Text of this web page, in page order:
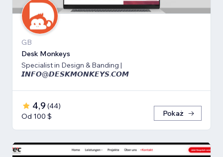
GB
Desk Monkeys
Specialist in Design & Banding |
𝙄𝙉𝙁𝙊@𝘿𝙀𝙎𝙆𝙈𝙊𝙉𝙆𝙀𝙔𝙎.𝘾𝙊𝙈
4,9 (44)
Od 100 $
Pokaż